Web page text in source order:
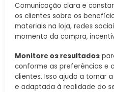
Comunicação clara e
os clientes sobre os
materiais na loja, redes
momento da compra,
Monitore os resultados
conforme as preferências e
clientes. Isso ajuda a tornar
e adaptada à realidade do